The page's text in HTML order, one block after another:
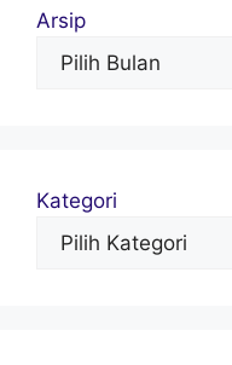
Arsip
Kategori